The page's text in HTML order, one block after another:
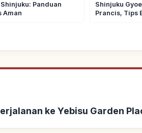
Panduan
Aman
Shinjuku
Prancis, Tips
ke Yebisu Garden